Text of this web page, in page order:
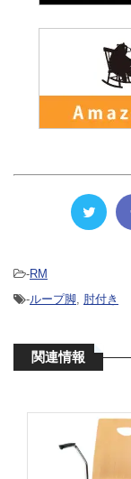
-RM
-ループ脚 肘付き
関連情報